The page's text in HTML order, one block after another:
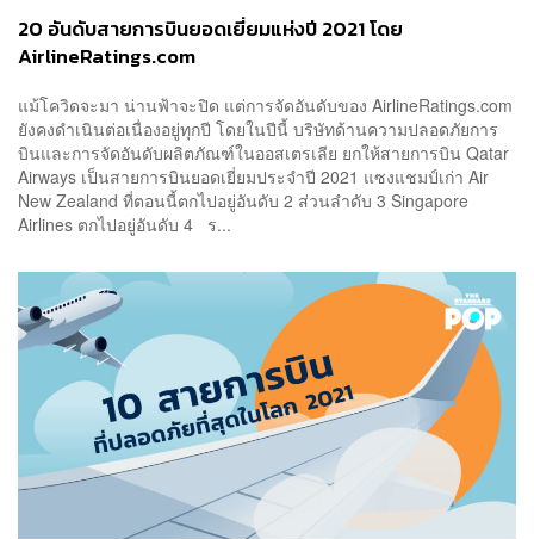
20 อันดับสายการบินยอดเยี่ยมแห่งปี 2021 โดย
AirlineRatings.com
แม้โควิดจะมา น่านฟ้าจะปิด แต่การจัดอันดับของ AirlineRatings.com
ยังคงดำเนินต่อเนื่องอยู่ทุกปี โดยในปีนี้ บริษัทด้านความปลอดภัยการ
บินและการจัดอันดับผลิตภัณฑ์ในออสเตรเลีย ยกให้สายการบิน Qatar
Airways เป็นสายการบินยอดเยี่ยมประจำปี 2021 แซงแชมป์เก่า Air
New Zealand ที่ตอนนี้ตกไปอยู่อันดับ 2 ส่วนลำดับ 3 Singapore
Airlines ตกไปอยู่อันดับ 4 ร...